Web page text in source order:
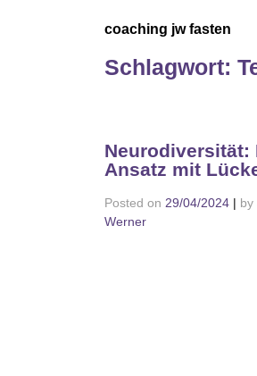
coaching jw fasten
Schlagwort:
Neurodiversität:
Ansatz mit
Posted on 29/04/2024 | by
Werner